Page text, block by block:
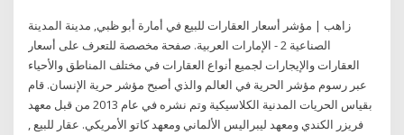
زاهب | مؤشر أسعار العقارات للبيع في أمارة أبو ظبي, مدينة المدينة
الصناعية 2 - الإمارات العربية. صفحة مخصصة للتعرف على أسعار
العقارات والإيجارات لجميع أنواع العقارات في مختلف المناطق والأحياء
عبر رسوم مؤشر الحرية في العالم والذي أصبح مؤشر حرية الإنسان. قام
بقياس الحريات المدنية الكلاسيكية وتم نشره في عام 2013 من قبل معهد
فريزر الكندي ومعهد ليبراليس الألماني ومعهد كاتو الأمريكي. عقار للبيع ,